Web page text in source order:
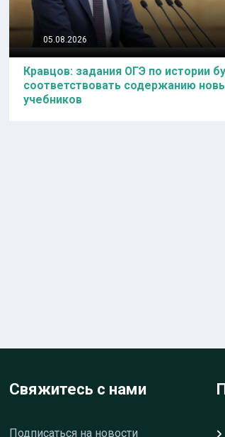
05.08.2026
Кравцов: задания ОГЭ по истории
соответствовать содержанию
учебников
Свяжитесь с нами
Подписаться на новости